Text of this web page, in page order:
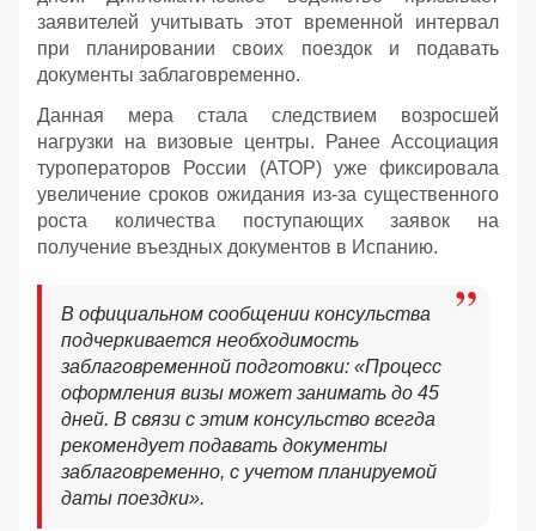
заявителей учитывать этот временной интервал
при планировании своих поездок и подавать
документы заблаговременно.
Данная мера стала следствием возросшей
нагрузки на визовые центры. Ранее Ассоциация
туроператоров России (АТОР) уже фиксировала
увеличение сроков ожидания из-за существенного
роста количества поступающих заявок на
получение въездных документов в Испанию.
В официальном сообщении консульства
подчеркивается необходимость
заблаговременной подготовки: «Процесс
оформления визы может занимать до 45
дней. В связи с этим консульство всегда
рекомендует подавать документы
заблаговременно, с учетом планируемой
даты поездки».